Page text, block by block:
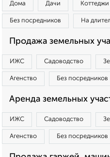
Дома Дачи Коттеджи
Без посредников На
Продажа земельных
ИЖС Садоводство
Агенство Без посредников
Аренда земельных
ИЖС Садоводство
Агенство Без посредников